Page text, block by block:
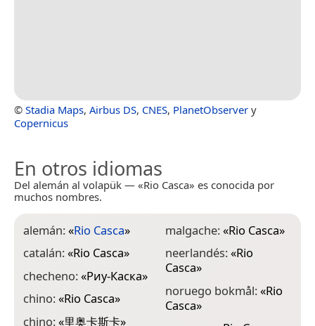
© Stadia Maps, Airbus DS, CNES, PlanetObserver y
Copernicus
En otros idiomas
Del alemán al volapük — «Rio Casca» es conocida por
muchos nombres.
alemán:«Rio Casca»
catalán:«Rio Casca»
checheno:«Риу-Каска»
chino:«Rio Casca»
chino:«里奥卡斯卡»
malgache:«Rio Casca»
neerlandés:«Rio
Casca»
noruego bokmål:«Rio
Casca»